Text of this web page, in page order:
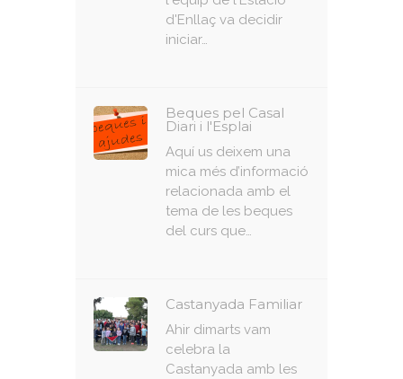
d'Enllaç va decidir
iniciar…
Beques pel Casal
Diari i l'Esplai
Aquí us deixem una
mica més d’informació
relacionada amb el
tema de les beques
del curs que…
Castanyada Familiar
Ahir dimarts vam
celebra la
Castanyada amb les